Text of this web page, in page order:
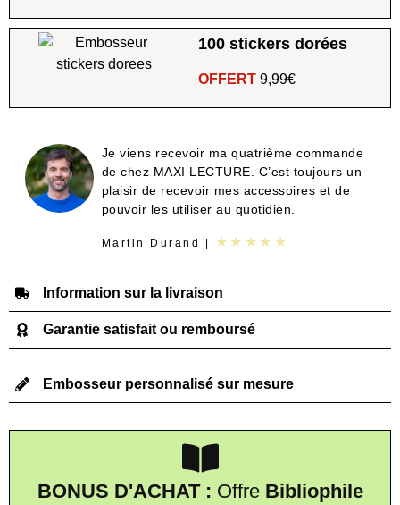
100 stickers dorées
OFFERT9,99€
Je viens recevoir ma quatrième commande
de chez MAXI LECTURE. C’est toujours un
plaisir de recevoir mes accessoires et de
pouvoir les utiliser au quotidien.
Martin Durand | ★★★★★
Information sur la livraison
Garantie satisfait ou remboursé
Embosseur personnalisé sur mesure
BONUS D'ACHAT : Offre Bibliophile